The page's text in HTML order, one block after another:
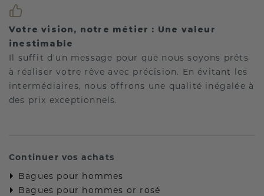
Votre vision, notre métier : Une valeur
inestimable
Il suffit d'un message pour que nous soyons prêts
à réaliser votre rêve avec précision. En évitant les
intermédiaires, nous offrons une qualité inégalée à
des prix exceptionnels.
Continuer vos achats
Bagues pour hommes
Bagues pour hommes or rosé